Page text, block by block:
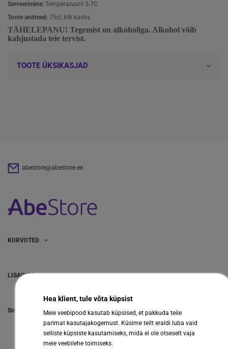
Serveerimine: Temperatuuril 5-7C
Toote andmed: 75cl, 6tk kastis
TÄHELEPANU! Tegemist on alkoholiga. Alkohol võib
kahjustada teie tervist.
TOOTE ÜKSIKASJAD
abestore@abestore.ee
KIIRVIITED
LISAINFO
Hea klient, tule võta küpsist
Meie veebipood kasutab küpsised, et pakkuda teile
parimat kasutajakogemust. Küsime teilt eraldi luba vaid
selliste küpsiste kasutamiseks, mida ei ole otseselt vaja
meie veebilehe toimiseks.
Sotsiaalmeedia